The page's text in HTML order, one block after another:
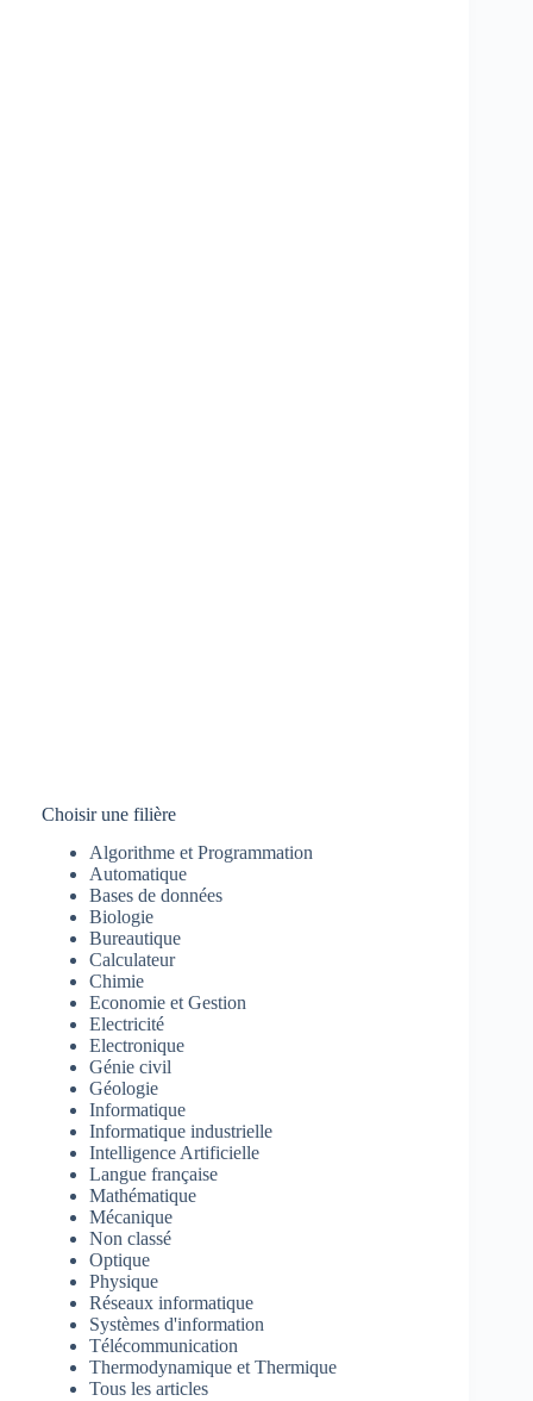
Choisir une filière
Algorithme et Programmation
Automatique
Bases de données
Biologie
Bureautique
Calculateur
Chimie
Economie et Gestion
Electricité
Electronique
Génie civil
Géologie
Informatique
Informatique industrielle
Intelligence Artificielle
Langue française
Mathématique
Mécanique
Non classé
Optique
Physique
Réseaux informatique
Systèmes d'information
Télécommunication
Thermodynamique et Thermique
Tous les articles